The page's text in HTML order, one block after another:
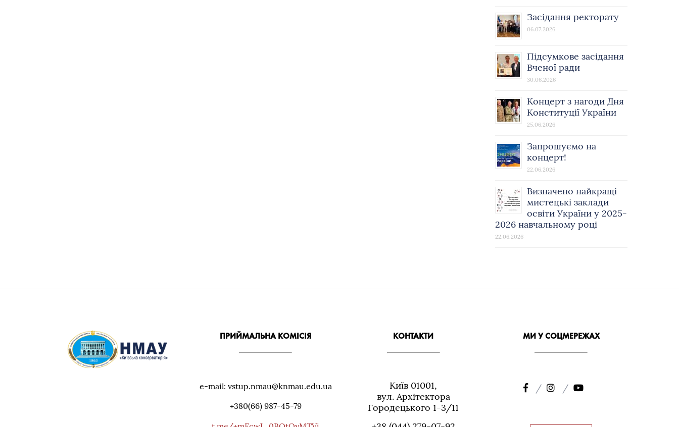
Засідання ректорату
06.07.2026
Підсумкове засідання
Вченої ради
30.06.2026
Концерт з нагоди Дня
Конституції України
25.06.2026
Запрошуємо на
концерт!
22.06.2026
Визначено найкращі
мистецькі заклади
освіти України у 2025-
2026 навчальному році
22.06.2026
ПРИЙМАЛЬНА КОМІСІЯ
e-mail: vstup.nmau@knmau.edu.ua
+380(66) 987-45-79
КОНТАКТИ
Київ 01001,
вул. Архiтектора
Городецького 1-3/11
МИ У СОЦМЕРЕЖАХ